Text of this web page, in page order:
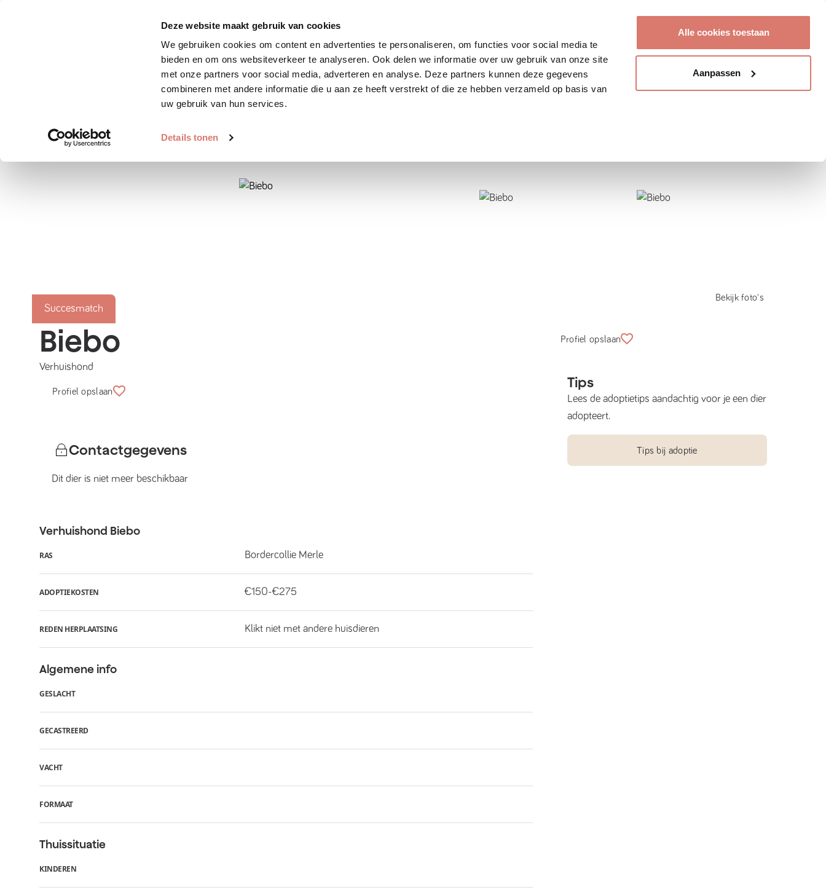
Deze website maakt gebruik van cookies
We gebruiken cookies om content en advertenties te personaliseren, om functies voor social media te
bieden en om ons websiteverkeer te analyseren. Ook delen we informatie over uw gebruik van onze site
met onze partners voor social media, adverteren en analyse. Deze partners kunnen deze gegevens
combineren met andere informatie die u aan ze heeft verstrekt of die ze hebben verzameld op basis van
uw gebruik van hun services.
Details tonen
Alle cookies toestaan
Aanpassen
Zoek huisdier Plaats huisdier Hoe werkt het?
Succesmatch
Bekijk foto's
Biebo
Verhuishond
Profiel opslaan
Contactgegevens
Dit dier is niet meer beschikbaar
Verhuishond Biebo
RAS Bordercollie Merle
ADOPTIEKOSTEN €150-€275
REDEN HERPLAATSING Klikt niet met andere huisdieren
Algemene info
GESLACHT
GECASTREERD
VACHT
FORMAAT
Thuissituatie
KINDEREN
Profiel opslaan
Tips
Lees de adoptietips aandachtig voor je een dier
adopteert.
Tips bij adoptie